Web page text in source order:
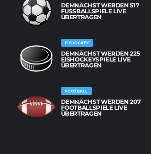
DEMNÄCHST WERDEN 517
FUSSBALLSPIELE LIVE Ü
BERTRAGEN
EISHOCKEY
DEMNÄCHST WERDEN 225
EISHOCKEYSPIELE LIVE
ÜBERTRAGEN
FOOTBALL
DEMNÄCHST WERDEN 207
FOOTBALLSPIELE LIVE
ÜBERTRAGEN